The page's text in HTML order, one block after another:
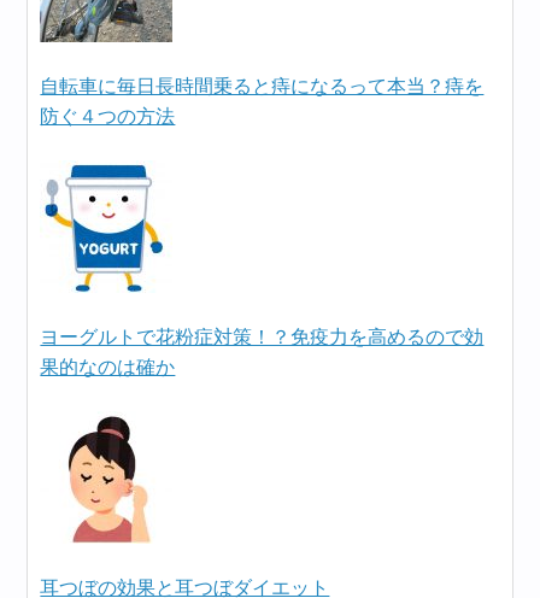
自転車に毎日長時間乗ると痔になるって本当？痔を
防ぐ４つの方法
ヨーグルトで花粉症対策！？免疫力を高めるので効
果的なのは確か
耳つぼの効果と耳つぼダイエット